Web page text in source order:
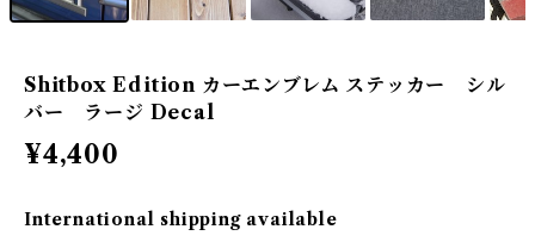
Shitbox Edition カーエンブレム ステッカー シル
バー ラージ Decal
¥4,400
International shipping available